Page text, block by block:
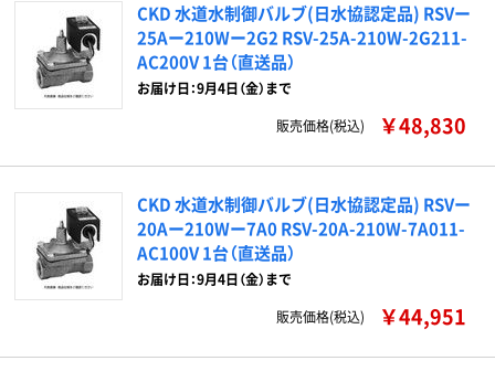
CKD 水道水制御バルブ(日水協認定品) RSVー
25Aー210Wー2G2 RSV-25A-210W-2G211-
AC200V 1台（直送品）
お届け日：9月4日（金）まで
販売価格(税込)
￥48,830
CKD 水道水制御バルブ(日水協認定品) RSVー
20Aー210Wー7A0 RSV-20A-210W-7A011-
AC100V 1台（直送品）
お届け日：9月4日（金）まで
販売価格(税込)
￥44,951